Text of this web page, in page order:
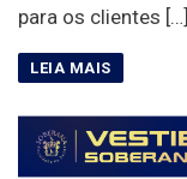
para os clientes […]